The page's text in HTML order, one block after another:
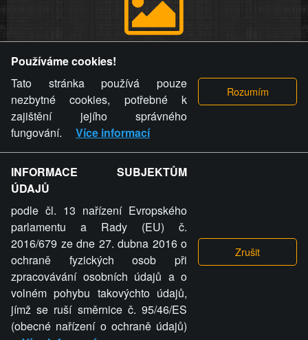
videa a komentáře. Osoba, které se toto opatření provozovatele
stránky týče, ani osoba, která umístila fotografii nebo video na
stránku, nemůže z důvodu odstranění fotografie, videa nebo
komentáře pro výše uvedenou okolnost uplatnit vůči
provozovateli stránky žádný nárok na náhradu škody nebo
nemajetkové újmy.
ZVRÁCENÝ.CZ - Svět není zvrácenej. To jen
ty lidi...
ZVRÁCENÝ.CZ
PRAVIDLA A PODMÍNKY GDPR
Používáme cookies!
Tato stránka používá pouze
nezbytné cookies, potřebné k
zajištění jejího správného
fungování.
Více informací
INFORMACE SUBJEKTŮM
ÚDAJŮ
podle čl. 13 nařízení Evropského
parlamentu a Rady (EU) č.
2016/679 ze dne 27. dubna 2016 o
ochraně fyzických osob při
zpracovávání osobních údajů a o
volném pohybu takovýchto údajů,
jímž se ruší směrnice č. 95/46/ES
(obecné nařízení o ochraně údajů)